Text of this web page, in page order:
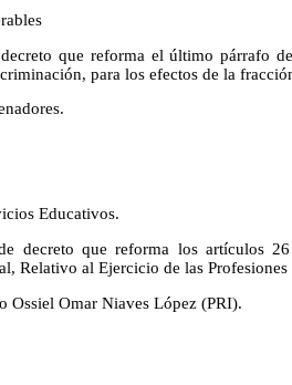
que reforma el último párrafo
para los efectos de la
Educativos.
decreto que reforma los artículos
Relativo al Ejercicio de las
Ossiel Omar Niaves López (PRI).